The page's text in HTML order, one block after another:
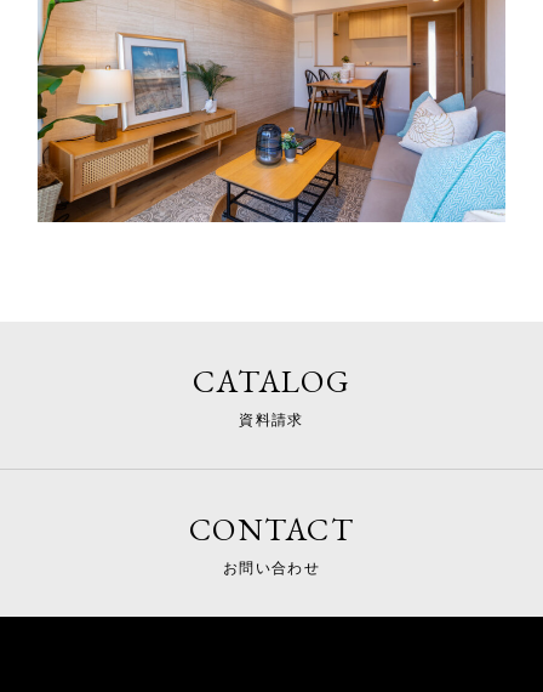
CATALOG
資料請求
CONTACT
お問い合わせ